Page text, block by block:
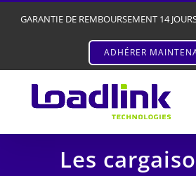
GARANTIE DE REMBOURSEMENT 14
ADHÉRER
Les